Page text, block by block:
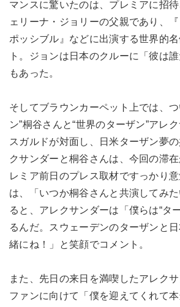
マンスに驚いたのは、プレミアに招
ェリーナ・ジョリーの父親であり、
ポッシブル』などに出演する世界的
ト。ジョンは日本のクルーに「彼は
もあった。
そしてブラウンカーペット上では、
ン”桐谷さんと“世界のターザン”アレ
スガルドが対面し、日米ターザン夢
クサンダーと桐谷さんは、今回の滞
レミア前日のプレス取材ですっかり
は、「いつか桐谷さんと共演してみ
ると、アレクサンダーは「僕らは“タ
るんだ。スウェーデンのターザンと
緒にね！」と笑顔でコメント。
また、先日の来日を満喫したアレク
ファンに向けて「僕を迎えてくれて本